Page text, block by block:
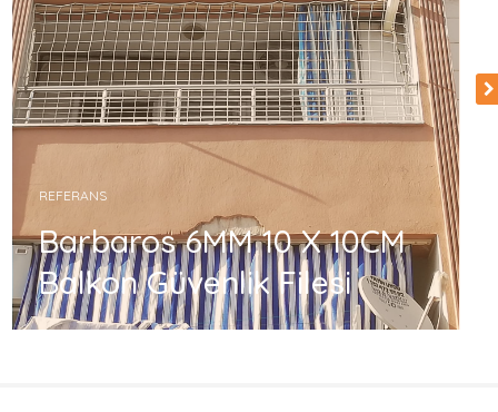
REFERANS
Barbaros 6MM 10 X 10CM
Balkon Güvenlik Filesi